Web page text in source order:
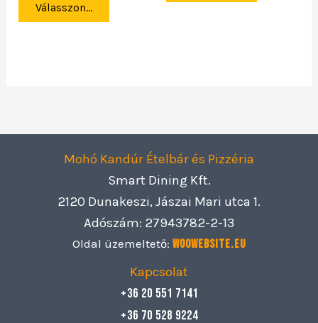
Válasszon...
Mohó Kandúr Ételbár és Pizzéria
Smart Dining Kft.
2120 Dunakeszi, Jászai Mari utca 1.
Adószám: 27943782-2-13
Oldal üzemeltető: Woowebsite.eu
Kapcsolat
+36 20 551 7141
+36 70 528 9224